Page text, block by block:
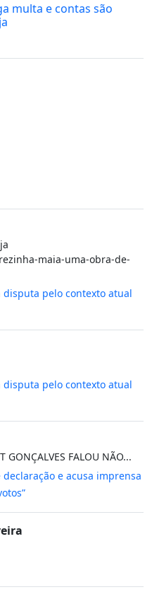
multa e contas são
maia-uma-obra-de-
disputa pelo contexto atual
disputa pelo contexto atual
GONÇALVES FALOU NÃO...
e acusa imprensa